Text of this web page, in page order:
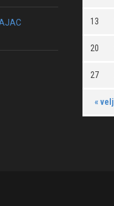
« velj
13
20
27